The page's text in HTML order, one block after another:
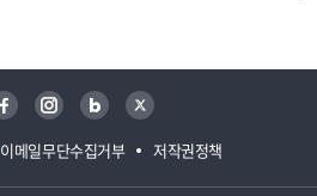
이메일무단수집거부 저작권정책
페이스북 인스타그램 블로그 트위터